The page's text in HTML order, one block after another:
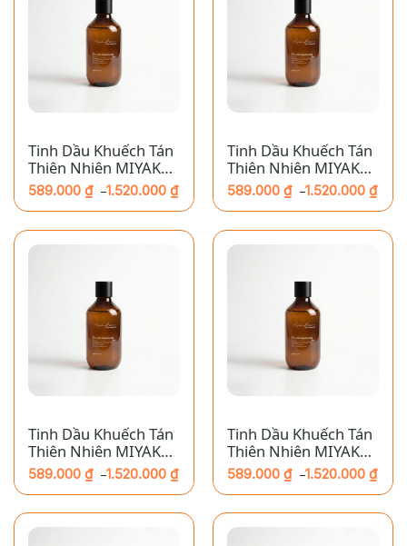
Tinh Dầu Khuếch Tán
Thiên Nhiên MIYAKO
HOME – Cherry
589.000 ₫ –1.520.000 ₫
giá:
589.000 ₫
đến
1.520.000 ₫
Tinh Dầu Khuếch Tán
Thiên Nhiên MIYAKO
HOME – Hoa Nhài
589.000 ₫ –1.520.000 ₫
giá:
589.000 ₫
đến
1.520.000 ₫
Tinh Dầu Khuếch Tán
Thiên Nhiên MIYAKO
HOME – Long Não
589.000 ₫ –1.520.000 ₫
Khoảng
giá:
589.000 ₫
đến
1.520.000 ₫
Tinh Dầu Khuếch Tán
Thiên Nhiên MIYAKO
HOME – Ngò
589.000 ₫ –1.520.000 ₫
Khoảng
giá:
589.000 ₫
đến
1.520.000 ₫